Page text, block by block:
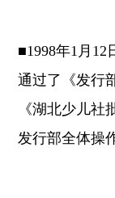
■1998年1月
通过了《发行
《湖北少儿
发行部全体操